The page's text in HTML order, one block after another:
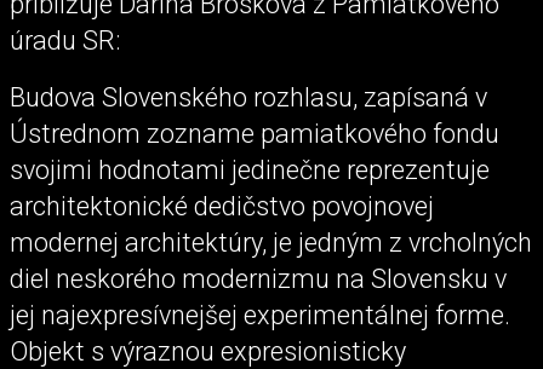
úradu SR:
Budova Slovenského rozhlasu, zapísaná v
Ústrednom zozname pamiatkového fondu
svojimi hodnotami jedinečne reprezentuje
architektonické dedičstvo povojnovej
modernej architektúry, je jedným z vrcholných
diel neskorého modernizmu na Slovensku v
jej najexpresívnejšej experimentálnej forme.
Objekt s výraznou expresionisticky